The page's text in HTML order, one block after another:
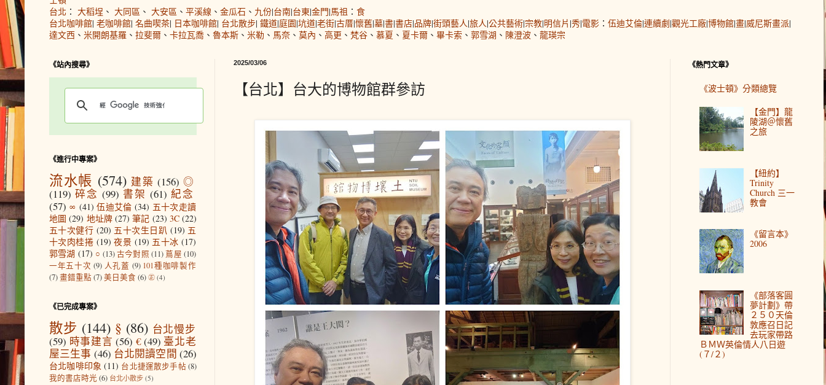
台北 ： 大稻埕 、 大同區 、 大安區 、 平溪線 、 金瓜石 、 九份|台南|台東|金門|馬祖 ： 食
台北咖啡館| 老咖啡館| 名曲喫茶| 日本咖啡館| 台北散步| 鐵道|庭園|坑道|老街|古厝|懷舊|墓|書|書店|品牌|街頭藝人|旅人|公共藝術|宗教|明信片 |秀|電影 ： 伍迪艾倫|連續劇|觀光工廠|博物館|畫|威尼斯畫派|
達文西 、 米開朗基羅 、 拉斐爾 、 卡拉瓦喬 、 魯本斯 、 米勒 、 馬奈 、 莫內 、 高更 、 梵谷 、 慕夏 、 夏卡爾 、 畢卡索 、 郭雪湖 、 陳澄波 、 龍瑛宗
2025/03/06
【台北】台大的博物館群參訪
《站內搜尋》
《進行中專案》
流水帳 (574) 建築 (156) ◎
(119) 碎念 (99) 書架 (61) 紀念
(57) ∞ (41) 伍迪艾倫 (34) 五十次走讀
地圖 (29) 地址牌 (27) 筆記 (23) 3C (22)
五十次健行 (20) 五十次生日趴 (19) 五
十次肉桂捲 (19) 夜景 (19) 五十冰 (17)
郭雪湖 (17) ○ (13)古今對照 (11) 蔦屋 (10)
一年五十次 (9) 人孔蓋 (9) 101種咖啡製作
(7)畫錯重點 (7)美日美食 (6) ㊣ (4)
《已完成專案》
散步 (144) § (86) 台北慢步
(59) 時事建言 (56) € (49) 臺北老
屋三生事 (46) 台北閱讀空間 (26)
台北咖啡印象 (11) 台北捷運散步手帖 (8)
我的書店時光 (6) 台北小散步 (5)
《熱門文章》
《波士頓》分類總覽
【金門】龍
陵湖＠懷舊
之旅
【紐約】
Trinity
Church 三一
教會
《留言本》
2006
《部落客圓
夢計劃》帶
２５０天倫
敦應召日記
去玩家帶路
ＢＭＷ英倫情人八日遊
(７/２)